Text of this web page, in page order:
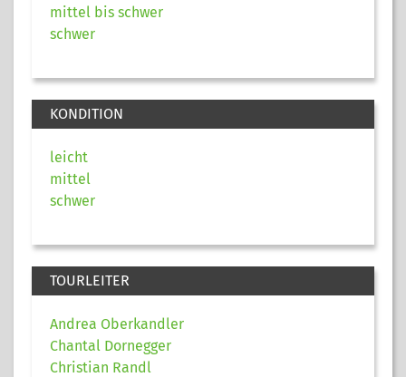
mittel bis schwer
schwer
KONDITION
leicht
mittel
schwer
TOURLEITER
Andrea Oberkandler
Chantal Dornegger
Christian Randl